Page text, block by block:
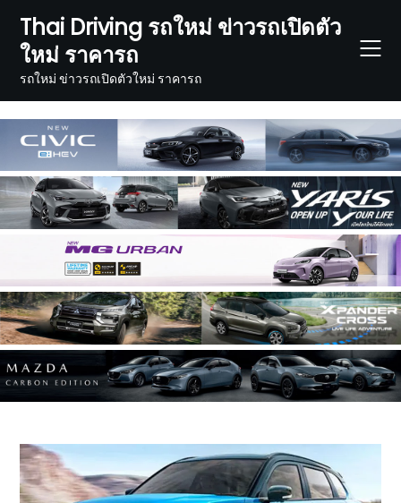
content
Thai Driving รถใหม่ ข่าวรถเปิดตัว
ใหม่ ราคารถ
รถใหม่ ข่าวรถเปิดตัวใหม่ ราคารถ